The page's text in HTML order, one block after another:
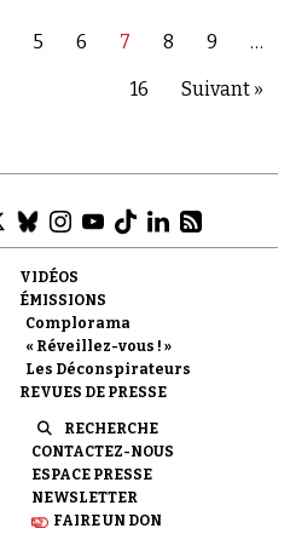
5 6 7 8 9 …
16 Suivant »
VIDÉOS
ÉMISSIONS
Complorama
« Réveillez-vous ! »
Les Déconspirateurs
REVUES DE PRESSE
RECHERCHE
CONTACTEZ-NOUS
ESPACE PRESSE
NEWSLETTER
FAIRE UN DON